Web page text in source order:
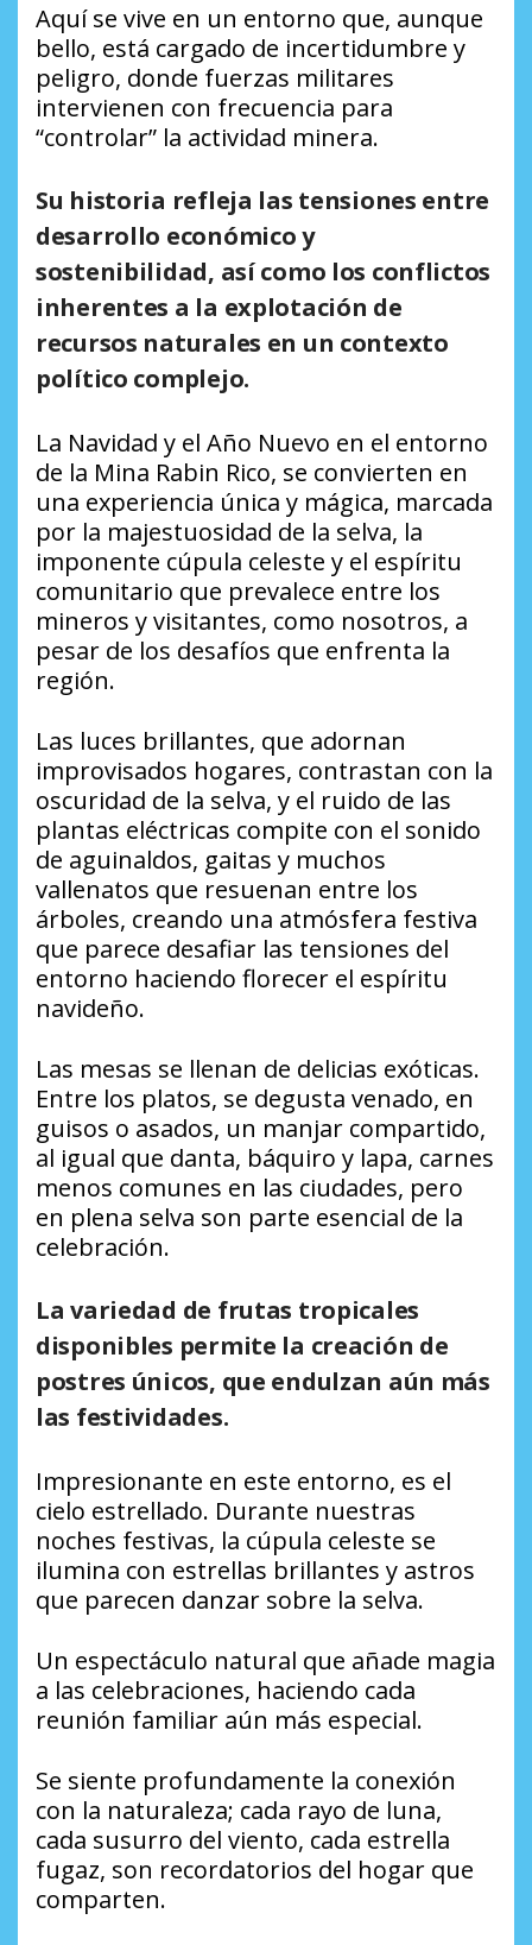
Aquí se vive en un entorno que, aunque
bello, está cargado de incertidumbre y
peligro, donde fuerzas militares
intervienen con frecuencia para
“controlar” la actividad minera.
Su historia refleja las tensiones entre
desarrollo económico y
sostenibilidad, así como los conflictos
inherentes a la explotación de
recursos naturales en un contexto
político complejo.
La Navidad y el Año Nuevo en el entorno
de la Mina Rabin Rico, se convierten en
una experiencia única y mágica, marcada
por la majestuosidad de la selva, la
imponente cúpula celeste y el espíritu
comunitario que prevalece entre los
mineros y visitantes, como nosotros, a
pesar de los desafíos que enfrenta la
región.
Las luces brillantes, que adornan
improvisados hogares, contrastan con la
oscuridad de la selva, y el ruido de las
plantas eléctricas compite con el sonido
de aguinaldos, gaitas y muchos
vallenatos que resuenan entre los
árboles, creando una atmósfera festiva
que parece desafiar las tensiones del
entorno haciendo florecer el espíritu
navideño.
Las mesas se llenan de delicias exóticas.
Entre los platos, se degusta venado, en
guisos o asados, un manjar compartido,
al igual que danta, báquiro y lapa, carnes
menos comunes en las ciudades, pero
en plena selva son parte esencial de la
celebración.
La variedad de frutas tropicales
disponibles permite la creación de
postres únicos, que endulzan aún más
las festividades.
Impresionante en este entorno, es el
cielo estrellado. Durante nuestras
noches festivas, la cúpula celeste se
ilumina con estrellas brillantes y astros
que parecen danzar sobre la selva.
Un espectáculo natural que añade magia
a las celebraciones, haciendo cada
reunión familiar aún más especial.
Se siente profundamente la conexión
con la naturaleza; cada rayo de luna,
cada susurro del viento, cada estrella
fugaz, son recordatorios del hogar que
comparten.